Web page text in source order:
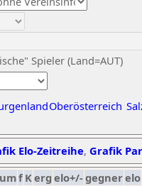
Spieler (Land=AUT)
Oberösterreich
Elo-Zeitreihe, Grafik
f Kerg elo+/-gegnerelo